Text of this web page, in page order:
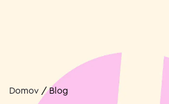
Domov /Blog